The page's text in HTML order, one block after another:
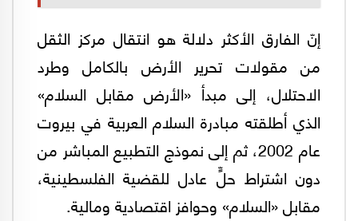
إنّ الفارق الأكثر دلالة هو انتقال مركز الثقل
من مقولات تحرير الأرض بالكامل وطرد
الاحتلال، إلى مبدأ «الأرض مقابل السلام»
الذي أطلقته مبادرة السلام العربية في بيروت
عام 2002، ثم إلى نموذج التطبيع المباشر من
دون اشتراط حلٍّ عادل للقضية الفلسطينية،
مقابل «السلام» وحوافز اقتصادية ومالية.